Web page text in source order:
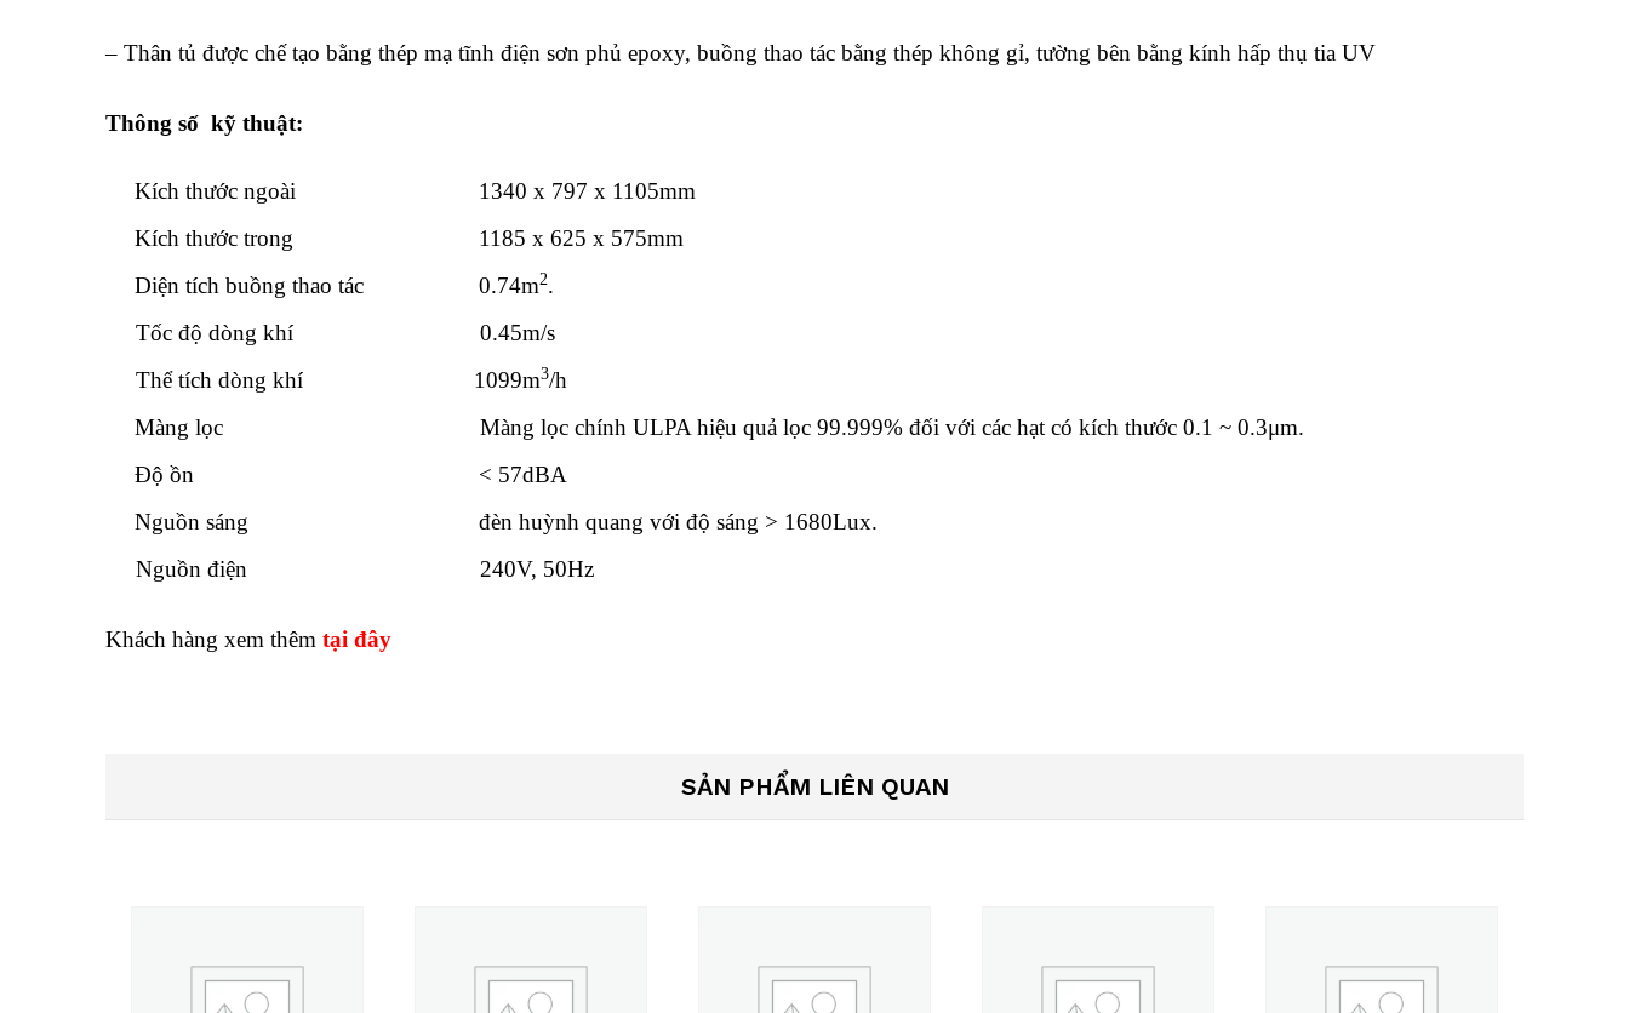
– Thân tủ được chế tạo bằng thép mạ tĩnh điện sơn phủ epoxy, buồng thao tác bằng thép không gỉ, tường bên bằng kính hấp thụ tia UV
Thông số kỹ thuật:
Kích thước ngoài
1340 x 797 x 1105mm
Kích thước trong
1185 x 625 x 575mm
Diện tích buồng thao tác
0.74m2.
Tốc độ dòng khí
0.45m/s
Thể tích dòng khí
1099m3/h
Màng lọc
Màng lọc chính ULPA hiệu quả lọc 99.999% đối với các hạt có kích thước 0.1 ~ 0.3μm.
Độ ồn
< 57dBA
Nguồn sáng
đèn huỳnh quang với độ sáng > 1680Lux.
Nguồn điện
240V, 50Hz
Khách hàng xem thêm tại đây
SẢN PHẨM LIÊN QUAN